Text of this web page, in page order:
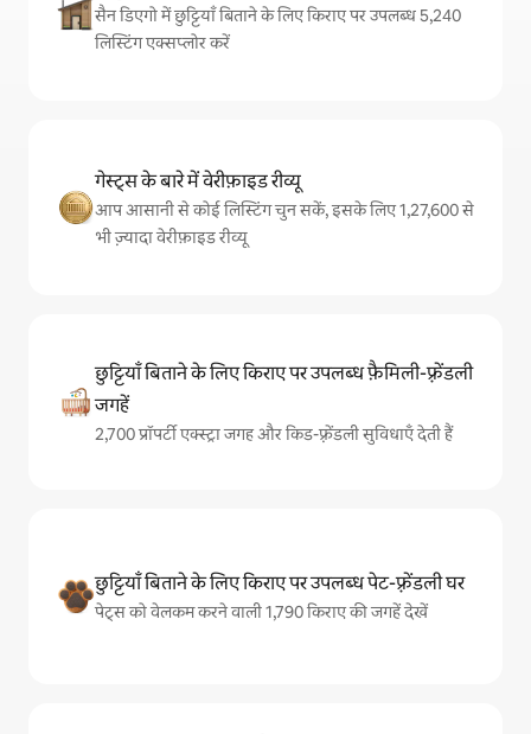
सैन डिएगो में छुट्टियाँ बिताने के लिए किराए पर उपलब्ध 5,240
लिस्टिंग एक्सप्लोर करें
गेस्ट्स के बारे में वेरीफ़ाइड रीव्यू
आप आसानी से कोई लिस्टिंग चुन सकें, इसके लिए 1,27,600 से
भी ज़्यादा वेरीफ़ाइड रीव्यू
छुट्टियाँ बिताने के लिए किराए पर उपलब्ध फ़ैमिली-फ़्रेंडली
जगहें
2,700 प्रॉपर्टी एक्स्ट्रा जगह और किड-फ़्रेंडली सुविधाएँ देती हैं
छुट्टियाँ बिताने के लिए किराए पर उपलब्ध पेट-फ़्रेंडली घर
पेट्स को वेलकम करने वाली 1,790 किराए की जगहें देखें